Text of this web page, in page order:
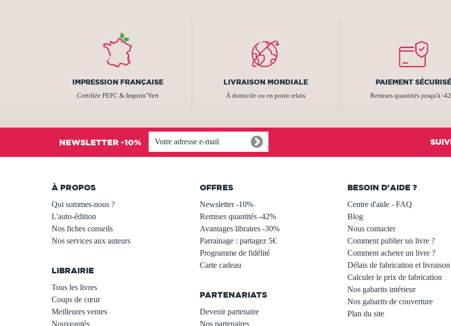
IMPRESSION FRANÇAISE
Certifiée PEFC & Imprim’Vert
LIVRAISON MONDIALE
À domicile ou en point relais
PAIEMENT SÉCURISÉ
Remises quantités jusqu'à -
NEWSLETTER -10%
À PROPOS
Qui sommes-nous ?
L'auto-édition
Nos fiches conseils
Nos services aux auteurs
LIBRAIRIE
Tous les livres
Coups de cœur
Meilleures ventes
Nouveautés
OFFRES
Newsletter -10%
Remises quantités -42%
Avantages libraires -30%
Parrainage : partagez 5€
Programme de fidélité
Carte cadeau
PARTENARIATS
Devenir partenaire
Nos partenaires
BESOIN D'AIDE ?
Centre d'aide - FAQ
Blog
Nous contacter
Comment publier un livre ?
Comment acheter un livre ?
Délais de fabrication et livraison
Calculer le prix de fabrication
Nos gabarits intérieur
Nos gabarits de couverture
Plan du site